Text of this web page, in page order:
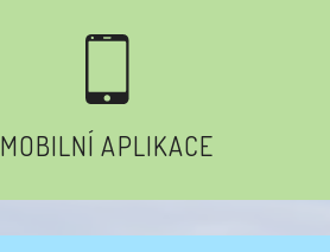
MOBILNÍ APLIKACE